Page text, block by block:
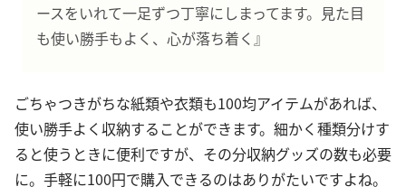
ースをいれて一足ずつ丁寧にしまってます。見た目
も使い勝手もよく、心が落ち着く』
ごちゃつきがちな紙類や衣類も100均アイテムがあれば、
使い勝手よく収納することができます。細かく種類分けす
ると使うときに便利ですが、その分収納グッズの数も必要
に。手軽に100円で購入できるのはありがたいですよね。